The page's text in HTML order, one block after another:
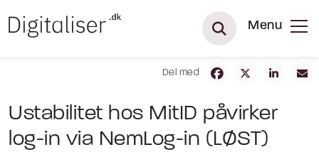
Menu
Del med
Ustabilitet hos MitID påvirker
log-in via NemLog-in (LØST)